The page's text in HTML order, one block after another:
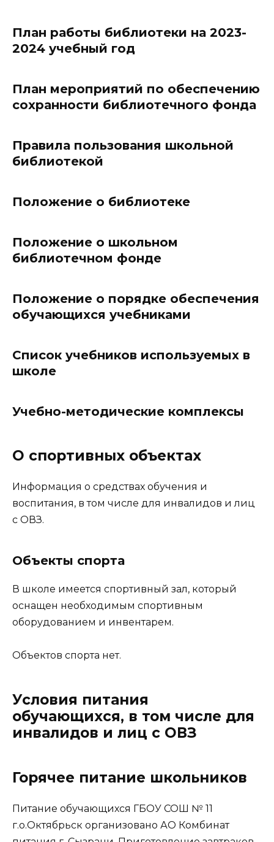
План работы библиотеки на 2023-
2024 учебный год
План мероприятий по обеспечению
сохранности библиотечного фонда
Правила пользования школьной
библиотекой
Положение о библиотеке
Положение о школьном
библиотечном фонде
Положение о порядке обеспечения
обучающихся учебниками
Список учебников используемых в
школе
Учебно-методические комплексы
О спортивных объектах
Информация о средствах обучения и
воспитания, в том числе для инвалидов и лиц
с ОВЗ.
Объекты спорта
В школе имеется спортивный зал, который
оснащен необходимым спортивным
оборудованием и инвентарем.
Объектов спорта нет.
Условия питания
обучающихся, в том числе для
инвалидов и лиц с ОВЗ
Горячее питание школьников
Питание обучающихся ГБОУ СОШ № 11
г.о.Октябрьск организовано АО Комбинат